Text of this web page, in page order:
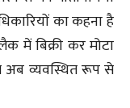
का कहना है
में बिक्री कर मोटा
अब व्यवस्थित रूप से